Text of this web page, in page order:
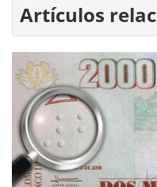
Artículos